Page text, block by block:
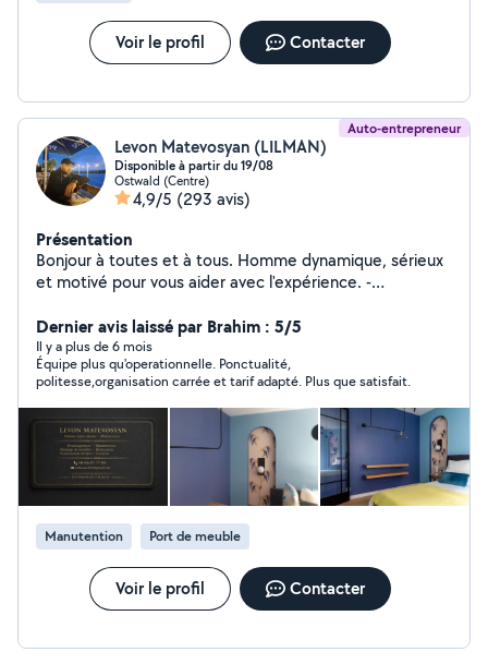
Voir le profil Contacter
Auto-entrepreneur
Levon Matevosyan (LILMAN)
Disponible à partir du 19/08
Ostwald (Centre)
4,9/5 (293 avis)
Présentation
Bonjour à toutes et à tous. Homme dynamique, sérieux
et motivé pour vous aider avec l'expérience. -
-Livraison. -Montage de meubles en kit. -Bricolage et
Dernier avis laissé par Brahim : 5/5
Il y a plus de 6 mois
Équipe plus qu'operationnelle. Ponctualité,
politesse,organisation carrée et tarif adapté. Plus que satisfait.
Manutention Port de meuble
Voir le profil Contacter